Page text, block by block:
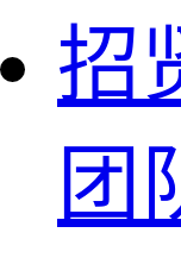
招
团